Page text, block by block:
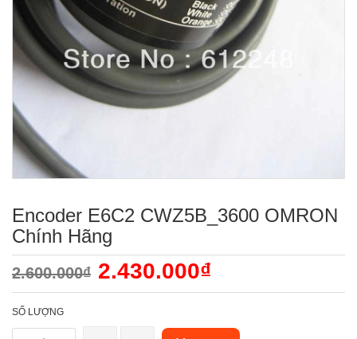
Encoder E6C2 CWZ5B_3600 OMRON
Chính Hãng
2.600.000₫ 2.430.000₫
SỐ LƯỢNG